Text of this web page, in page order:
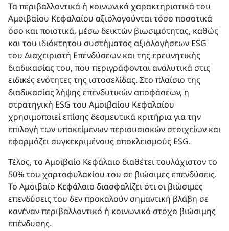
Τα περιβαλλοντικά ή κοινωνικά χαρακτηριστικά του
Αμοιβαίου Κεφαλαίου αξιολογούνται τόσο ποσοτικά
όσο και ποιοτικά, μέσω δεικτών βιωσιμότητας, καθώς
και του ιδιόκτητου συστήματος αξιολογήσεων ESG
του Διαχειριστή Επενδύσεων και της ερευνητικής
διαδικασίας του, που περιγράφονται αναλυτικά στις
ειδικές ενότητες της ιστοσελίδας. Στο πλαίσιο της
διαδικασίας λήψης επενδυτικών αποφάσεων, η
στρατηγική ESG του Αμοιβαίου Κεφαλαίου
χρησιμοποιεί επίσης δεσμευτικά κριτήρια για την
επιλογή των υποκείμενων περιουσιακών στοιχείων και
εφαρμόζει συγκεκριμένους αποκλεισμούς ESG.
Τέλος, το Αμοιβαίο Κεφάλαιο διαθέτει τουλάχιστον το
50% του χαρτοφυλακίου του σε βιώσιμες επενδύσεις.
Το Αμοιβαίο Κεφάλαιο διασφαλίζει ότι οι βιώσιμες
επενδύσεις του δεν προκαλούν σημαντική βλάβη σε
κανέναν περιβαλλοντικό ή κοινωνικό στόχο βιώσιμης
επένδυσης.